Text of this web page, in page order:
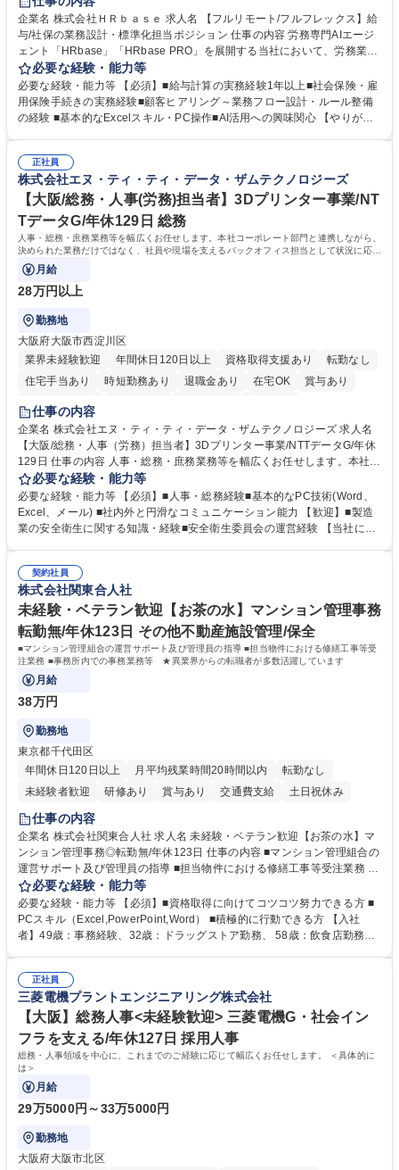
服装自由
企業名 株式会社ＨＲｂａｓｅ 求人名 【フルリモート/フルフレックス】給
与/社保の業務設計・標準化担当ポジション 仕事の内容 労務専門AIエージ
ェント「HRbase」「HRbase PRO」を展開する当社において、労務業務
のオペレーション設計担当をクライアントの課題や要望をヒアリングし、
業務設計やシステム設定へと落とし込むポジションです。 【具体的に
は】・業務オペレーション設計（要件定義/顧客ヒアリング/業務オペレー
ションの洗い出し、ルール整備、システム設定) ・業務マニュアル作成、
（年調等の年次業務など） 募集職種 【フルリモート/フルフレックス】給
与/社保の業務設計・標準化担当ポジション
必要な経験・能力等
必要な経験・能力等 【必須】■給与計算の実務経験1年以上■社会保険・雇
用保険手続きの実務経験■顧客ヒアリング～業務フロー設計・ルール整備
の経験 ■基本的なExcelスキル・PC操作■AI活用への興味関心 【やりが
る設計にとどまらず、ご自身が現場のエキスパートとしてオペレーション
を実行する機会もあり、実務と改善の両面でスキルを発揮できる環境で
す。 学歴・資格 学歴：大学院 大学 高専 短大 専修学校 高校 語学力： 資
格：
正社員
株式会社エヌ・ティ・ティ・データ・ザムテクノロジーズ
【大阪/総務・人事(労務)担当者】3Dプリンター事業/NT
TデータG/年休129日 総務
人事・総務・庶務業務等を幅広くお任せします。本社コーポレート部門と連携しながら、
決められた業務だけではなく、社員や現場を支えるバックオフィス担当として状況に応じ
て柔軟に対応いただくことを期待します。
月給
28万円以上
勤務地
大阪府大阪市西淀川区
業界未経験歓迎
年間休日120日以上 資格取得支援あり
転勤なし
住宅手当あり
時短勤務あり 退職金あり 在宅OK
賞与あり
完全週休2日制
仕事の内容
企業名 株式会社エヌ・ティ・ティ・データ・ザムテクノロジーズ 求人名
【大阪/総務・人事（労務）担当者】3Dプリンター事業/NTTデータG/年休
129日 仕事の内容 人事・総務・庶務業務等を幅広くお任せします。本社コ
ーポレート部門と連携しながら、決められた業務だけではなく、社員や現
場を支えるバックオフィス担当として状況に応じて柔軟に対応いただくこ
とを期待します。 【詳細】■入退社手続き、社員情報管理■入社時オリエ
ンテーションの実施■勤怠・各種申請内容の確認■採用業務のサポート■来
生に関する業務等■健康診断、産業医面談、休職・復職手続き等の労務サ
ポート■社内ルールの運用・各種社内案内■その他、拠点運営に関わる管理
部門業務 募集職種 【大阪/総務・人事（労務）担当者】3Dプリンター事
業/NTTデータG/年休129日
必要な経験・能力等
必要な経験・能力等 【必須】■人事・総務経験■基本的なPC技術(Word、
Excel、メール) ■社内外と円滑なコミュニケーション能力 【歓迎】■製造
業の安全衛生に関する知識・経験■安全衛生委員会の運営経験 【当社につ
アが磨けます。 ◎NTTデータグループであり福利厚生は充実しているとと
もに、働き方改革も推進しています。 学歴・資格 学歴：大学院 大学 高専
短大 専修学校 語学力： 資格：
契約社員
株式会社関東合人社
未経験・ベテラン歓迎【お茶の水】マンション管理事務
転勤無/年休123日 その他不動産施設管理/保全
■マンション管理組合の運営サポート及び管理員の指導 ■担当物件における修繕工事等受
注業務 ■事務所内での事務業務等 ★異業界からの転職者が多数活躍しています
月給
38万円
勤務地
東京都千代田区
年間休日120日以上
月平均残業時間20時間以内
転勤なし
未経験者歓迎
研修あり 賞与あり 交通費支給 土日祝休み
仕事の内容
企業名 株式会社関東合人社 求人名 未経験・ベテラン歓迎【お茶の水】マ
ンション管理事務◎転勤無/年休123日 仕事の内容 ■マンション管理組合の
運営サポート及び管理員の指導 ■担当物件における修繕工事等受注業務 ■
事務所内での事務業務等 ★異業界からの転職者が多数活躍しています
【年収補足】532万円 ＋別途インセンティヴで平均約100万円/年（昨年度
実績） ＋管理業務主任者資格手当50,000円/月 ★親会社である株式会社合
人社計画研究所社のグループ会社として、質の高いサービスと適性価格を
無/年休123日
必要な経験・能力等
必要な経験・能力等 【必須】■資格取得に向けてコツコツ努力できる方 ■
PCスキル（Excel,PowerPoint,Word） ■積極的に行動できる方 【入社
者】49歳：事務経験、32歳：ドラッグストア勤務、 58歳：飲食店勤務
得出来ております！ 【魅力】■フレックス制度、未経験からでも下限年収
を一律支給！ ■管理業務主任者資格取得後には50,000円/月の手当あり！
学歴・資格 学歴：大学院 大学 高専 短大 専修学校 高校 語学力： 資格：第
一種運転免許普通自動車
正社員
三菱電機プラントエンジニアリング株式会社
【大阪】総務人事<未経験歓迎> 三菱電機G・社会イン
フラを支える/年休127日 採用人事
総務・人事領域を中心に、これまでのご経験に応じて幅広くお任せします。 ＜具体的に
は＞
月給
29万5000円～33万5000円
勤務地
大阪府大阪市北区